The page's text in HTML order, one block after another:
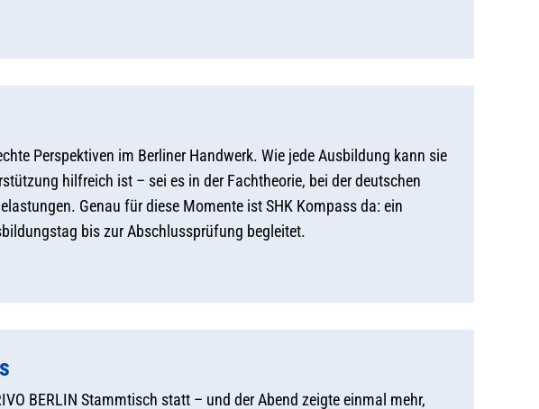
Perspektiven im Berliner Handwerk. Wie jede Ausbildung kann sie
hilfreich ist – sei es in der Fachtheorie, bei der deutschen
Genau für diese Momente ist SHK Kompass da: ein
bis zur Abschlussprüfung begleitet.
BERLIN Stammtisch statt – und der Abend zeigte einmal mehr,